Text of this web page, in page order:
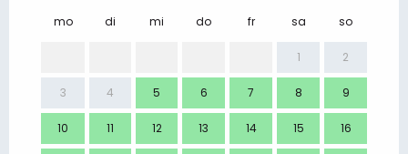
mo di mi do fr sa so
1 2
3 4 5 6 7 8 9
10 11 12 13 14 15 16